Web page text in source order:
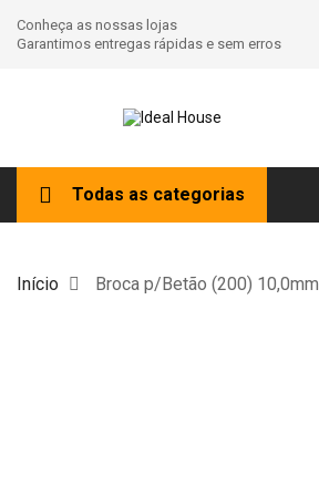
Conheça as nossas lojas
Garantimos entregas rápidas e sem erros
Todas as categorias
Início Broca p/Betão (200) 10,0mm